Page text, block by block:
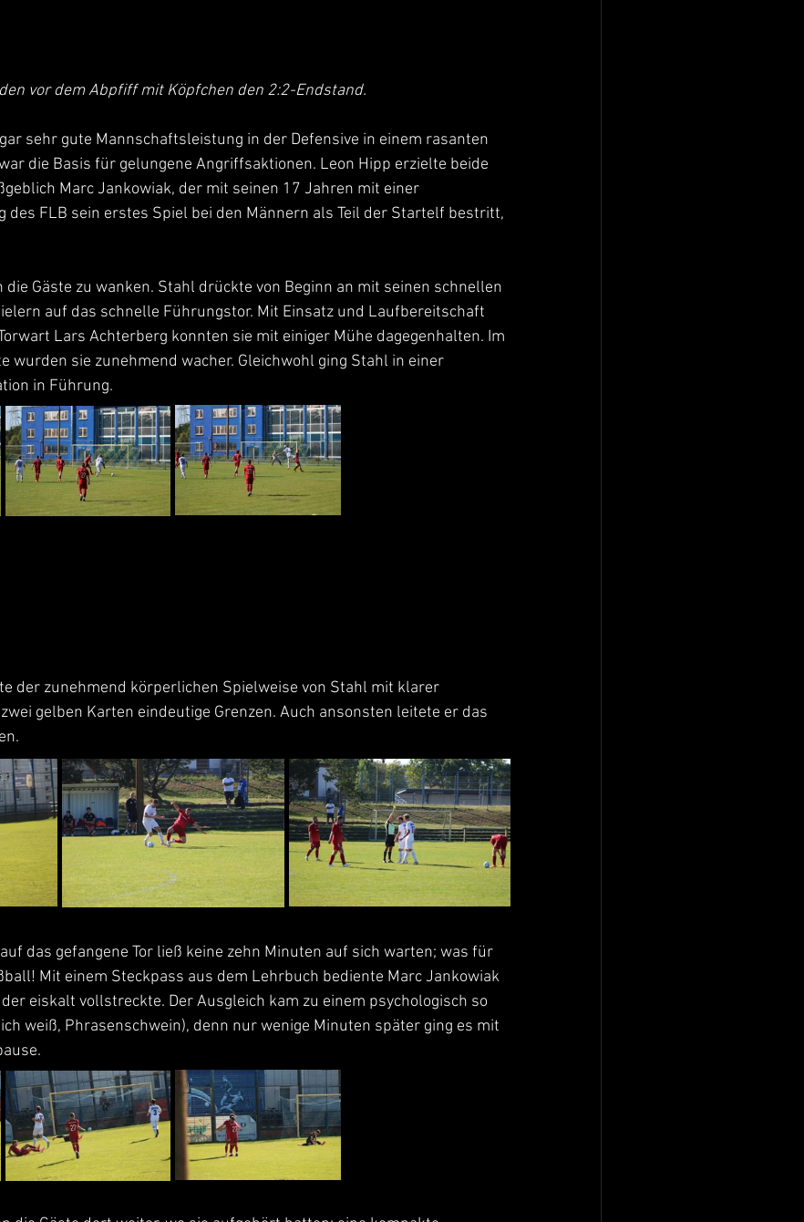
vor dem Abpfiff mit Köpfchen den 2:2-Endstand.
sehr gute Mannschaftsleistung in der Defensive in einem rasanten
die Basis für gelungene Angriffsaktionen. Leon Hipp erzielte beide
Marc Jankowiak, der mit seinen 17 Jahren mit einer
des FLB sein erstes Spiel bei den Männern als Teil der Startelf bestritt,
Gäste zu wanken. Stahl drückte von Beginn an mit seinen schnellen
auf das schnelle Führungstor. Mit Einsatz und Laufbereitschaft
Lars Achterberg konnten sie mit einiger Mühe dagegenhalten. Im
wurden sie zunehmend wacher. Gleichwohl ging Stahl in einer
in Führung.
der zunehmend körperlichen Spielweise von Stahl mit klarer
gelben Karten eindeutige Grenzen. Auch ansonsten leitete er das
das gefangene Tor ließ keine zehn Minuten auf sich warten; was für
Mit einem Steckpass aus dem Lehrbuch bediente Marc Jankowiak
eiskalt vollstreckte. Der Ausgleich kam zu einem psychologisch so
weiß, Phrasenschwein), denn nur wenige Minuten später ging es mit